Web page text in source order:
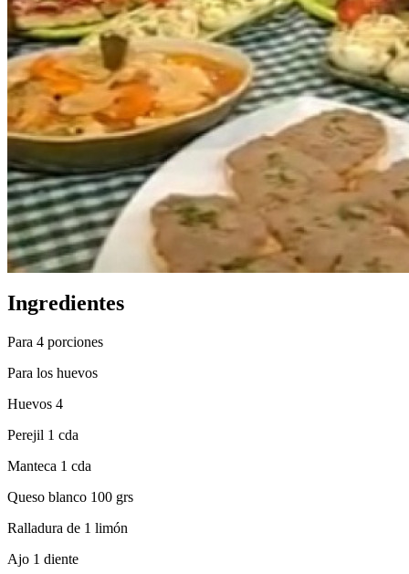
Ingredientes
Para 4 porciones
Para los huevos
Huevos 4
Perejil 1 cda
Manteca 1 cda
Queso blanco 100 grs
Ralladura de 1 limón
Ajo 1 diente